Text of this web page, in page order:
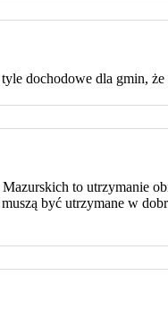
dochodowe dla gmin,
to utrzymanie
być utrzymane w